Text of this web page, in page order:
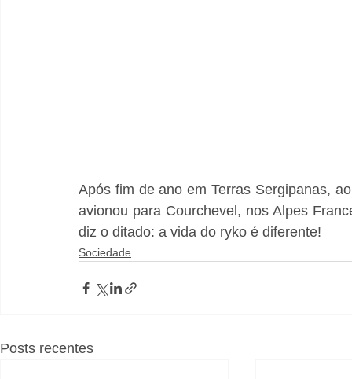
Após fim de ano em Terras Sergipanas,
avionou para Courchevel, nos Alpes
diz o ditado: a vida do ryko é diferente!
Sociedade
Posts recentes